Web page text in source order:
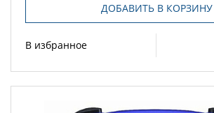
ДОБАВИТЬ В КОРЗИНУ
В избранное